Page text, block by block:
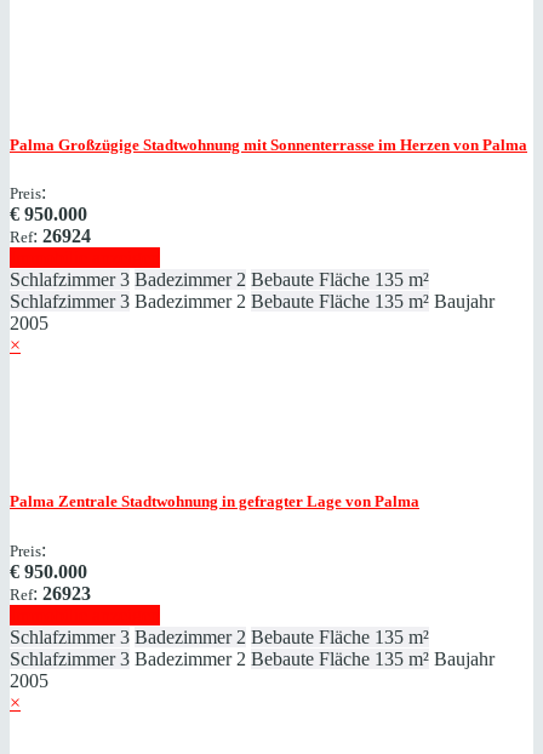
Palma Großzügige Stadtwohnung mit Sonnenterrasse im Herzen von Palma
Preis:
€ 950.000
Ref: 26924
Schlafzimmer 3 Badezimmer 2 Bebaute Fläche 135 m²
Schlafzimmer 3 Badezimmer 2 Bebaute Fläche 135 m² Baujahr
2005
×
Palma Zentrale Stadtwohnung in gefragter Lage von Palma
Preis:
€ 950.000
Ref: 26923
Schlafzimmer 3 Badezimmer 2 Bebaute Fläche 135 m²
Schlafzimmer 3 Badezimmer 2 Bebaute Fläche 135 m² Baujahr
2005
×